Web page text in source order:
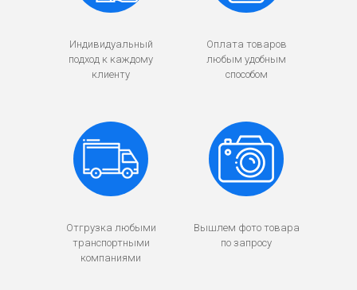
Индивидуальный
подход к каждому
клиенту
Оплата товаров
любым удобным
способом
Отгрузка любыми
транспортными
компаниями
Вышлем фото товара
по запросу